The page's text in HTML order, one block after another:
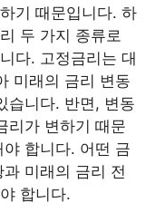
기 때문입니다. 하
두 가지 종류로
다. 고정금리는 대
미래의 금리 변동
습니다. 반면, 변동
리가 변하기 때문
합니다. 어떤 금
미래의 금리 전
합니다.